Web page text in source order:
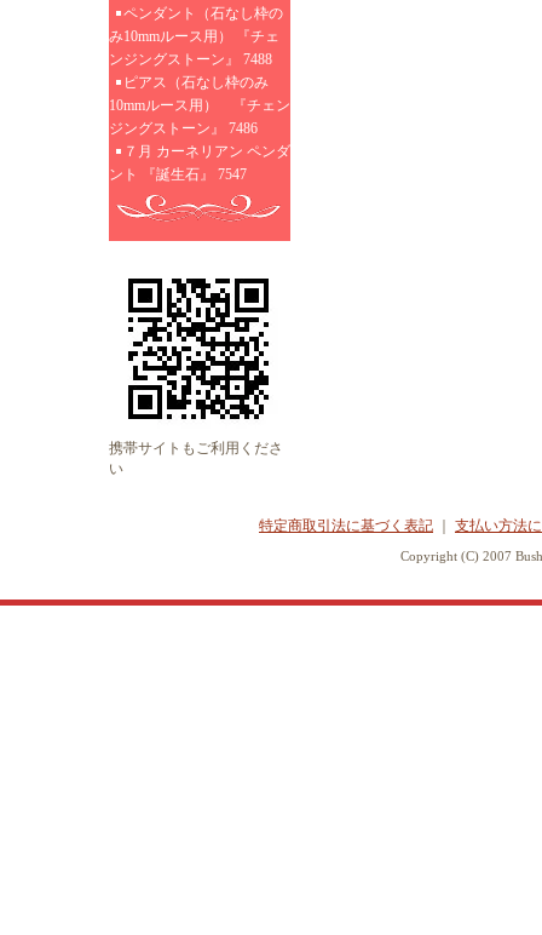
ペンダント（石なし枠の
み10mmルース用） 『チェ
ンジングストーン』 7488
ピアス（石なし枠のみ
10mmルース用） 『チェン
ジングストーン』 7486
７月 カーネリアン ペンダ
ント 『誕生石』 7547
携帯サイトもご利用くださ
い
特定商取引法に基づく表記 支払い方法
Copyright (C) 2007